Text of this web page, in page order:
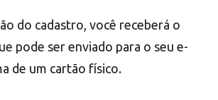
do cadastro, você receberá o
pode ser enviado para o seu e-
de um cartão físico.